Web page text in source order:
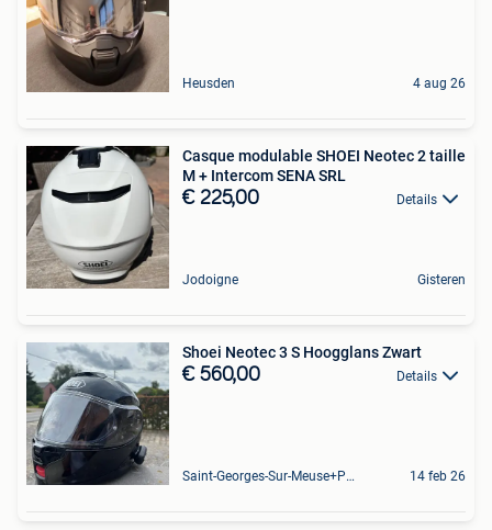
Heusden 4 aug 26
Casque modulable SHOEI Neotec 2 taille
M + Intercom SENA SRL
€ 225,00 Details
Jodoigne Gisteren
Shoei Neotec 3 S Hoogglans Zwart
€ 560,00 Details
Saint-Georges-Sur-Meuse+Partie De Hermalle-Sous-Huy 14 feb 26